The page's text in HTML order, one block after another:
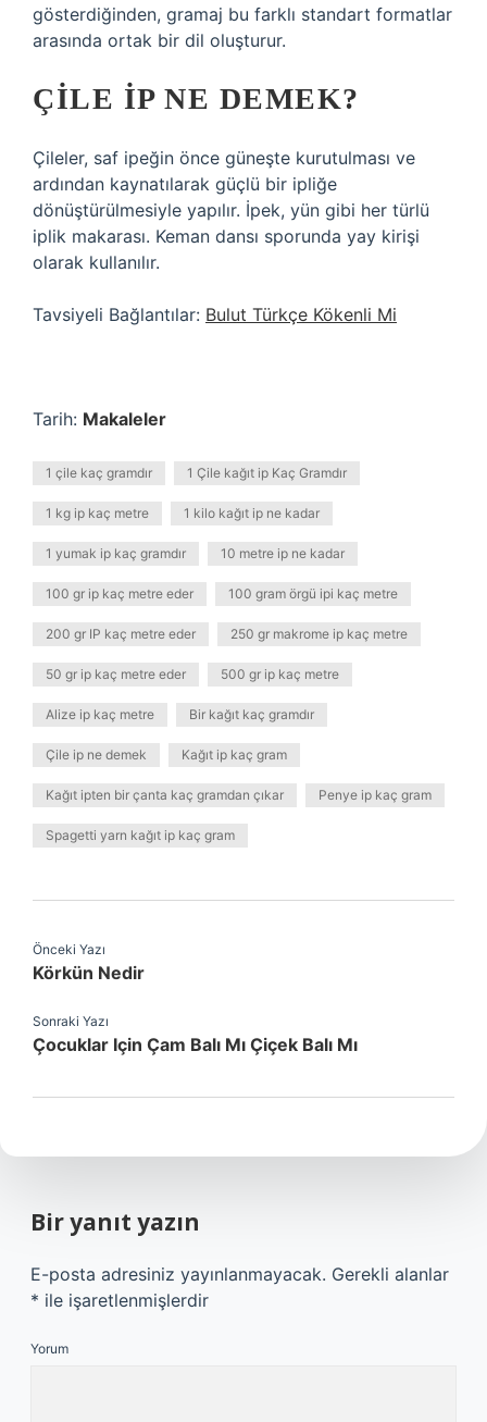
gösterdiğinden, gramaj bu farklı standart formatlar
arasında ortak bir dil oluşturur.
ÇILE IP NE DEMEK?
Çileler, saf ipeğin önce güneşte kurutulması ve
ardından kaynatılarak güçlü bir ipliğe
dönüştürülmesiyle yapılır. İpek, yün gibi her türlü
iplik makarası. Keman dansı sporunda yay kirişi
olarak kullanılır.
Tavsiyeli Bağlantılar: Bulut Türkçe Kökenli Mi
Tarih: Makaleler
1 çile kaç gramdır 1 Çile kağıt ip Kaç Gramdır
1 kg ip kaç metre 1 kilo kağıt ip ne kadar
1 yumak ip kaç gramdır 10 metre ip ne kadar
100 gr ip kaç metre eder 100 gram örgü ipi kaç metre
200 gr IP kaç metre eder 250 gr makrome ip kaç metre
50 gr ip kaç metre eder 500 gr ip kaç metre
Alize ip kaç metre Bir kağıt kaç gramdır
Çile ip ne demek Kağıt ip kaç gram
Kağıt ipten bir çanta kaç gramdan çıkar Penye ip kaç gram
Spagetti yarn kağıt ip kaç gram
Önceki Yazı
Körkün Nedir
Sonraki Yazı
Çocuklar Için Çam Balı Mı Çiçek Balı Mı
Bir yanıt yazın
E-posta adresiniz yayınlanmayacak. Gerekli alanlar
* ile işaretlenmişlerdir
Yorum